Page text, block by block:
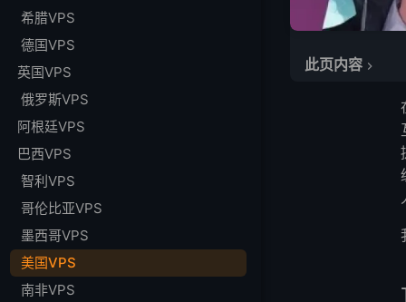
希腊VPS
德国VPS
英国VPS
俄罗斯VPS
阿根廷VPS
巴西VPS
智利VPS
哥伦比亚VPS
墨西哥VPS
美国VPS
南非VPS
此页内容